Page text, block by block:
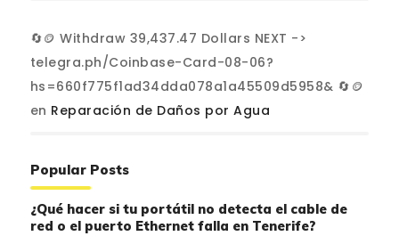
🔄🪙 Withdraw 39,437.47 Dollars NEXT ->
telegra.ph/Coinbase-Card-08-06?
hs=660f775f1ad34dda078a1a45509d5958& 🔄🪙
en Reparación de Daños por Agua
Popular Posts
¿Qué hacer si tu portátil no detecta el cable de
red o el puerto Ethernet falla en Tenerife?